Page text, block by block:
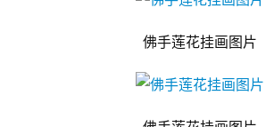
佛手莲花挂画图片